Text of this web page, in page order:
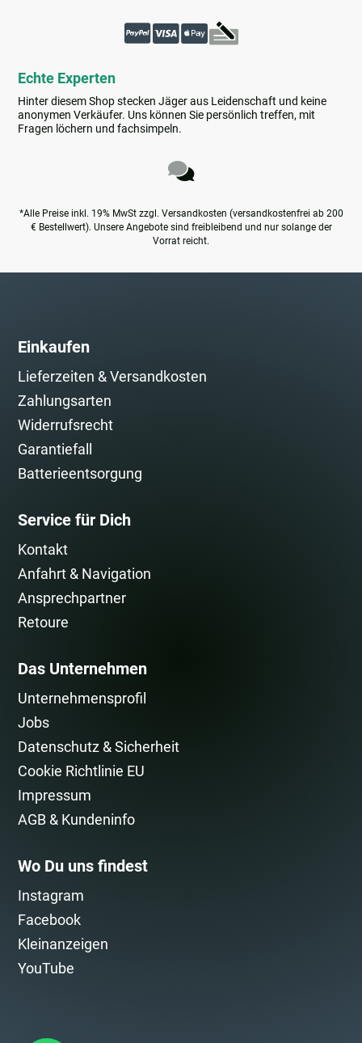
Echte Experten
Hinter diesem Shop stecken Jäger aus Leidenschaft und keine
anonymen Verkäufer. Uns können Sie persönlich treffen, mit
Fragen löchern und fachsimpeln.
*Alle Preise inkl. 19% MwSt zzgl. Versandkosten (versandkostenfrei ab 200
€ Bestellwert). Unsere Angebote sind freibleibend und nur solange der
Vorrat reicht.
Einkaufen
Lieferzeiten & Versandkosten
Zahlungsarten
Widerrufsrecht
Garantiefall
Batterieentsorgung
Service für Dich
Kontakt
Anfahrt & Navigation
Ansprechpartner
Retoure
Das Unternehmen
Unternehmensprofil
Jobs
Datenschutz & Sicherheit
Cookie Richtlinie EU
Impressum
AGB & Kundeninfo
Wo Du uns findest
Instagram
Facebook
Kleinanzeigen
YouTube